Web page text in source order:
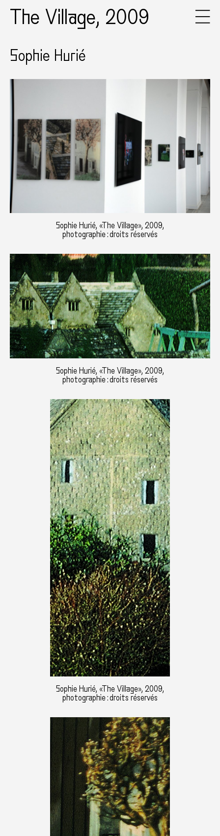
The Village, 2009
Sophie Hurié
Sophie Hurié, «The Village», 2009,
photographie : droits réservés
Sophie Hurié, «The Village», 2009,
photographie : droits réservés
Sophie Hurié, «The Village», 2009,
photographie : droits réservés